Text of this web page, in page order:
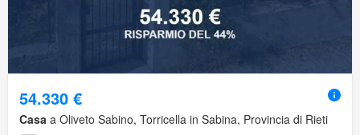
54.330 €
Casa a Oliveto Sabino, Torricella in Sabina, Provincia di Rieti